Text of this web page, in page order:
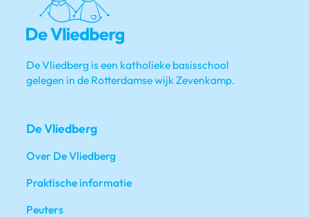
De Vliedberg is een katholieke basisschool
gelegen in de Rotterdamse wijk Zevenkamp.
De Vliedberg
Over De Vliedberg
Praktische informatie
Peuters